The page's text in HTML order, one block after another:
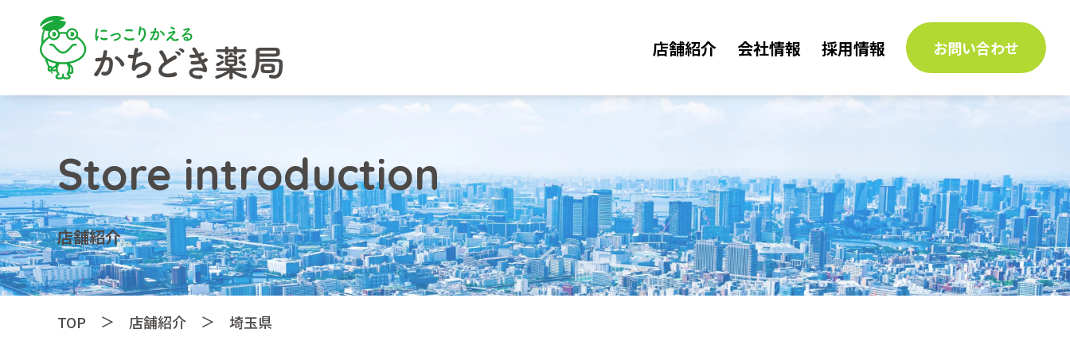
店舗紹介 会社情報 採用情報 お問い合わせ
Store introduction
店舗紹介
TOP ＞ 店舗紹介 ＞ 埼玉県